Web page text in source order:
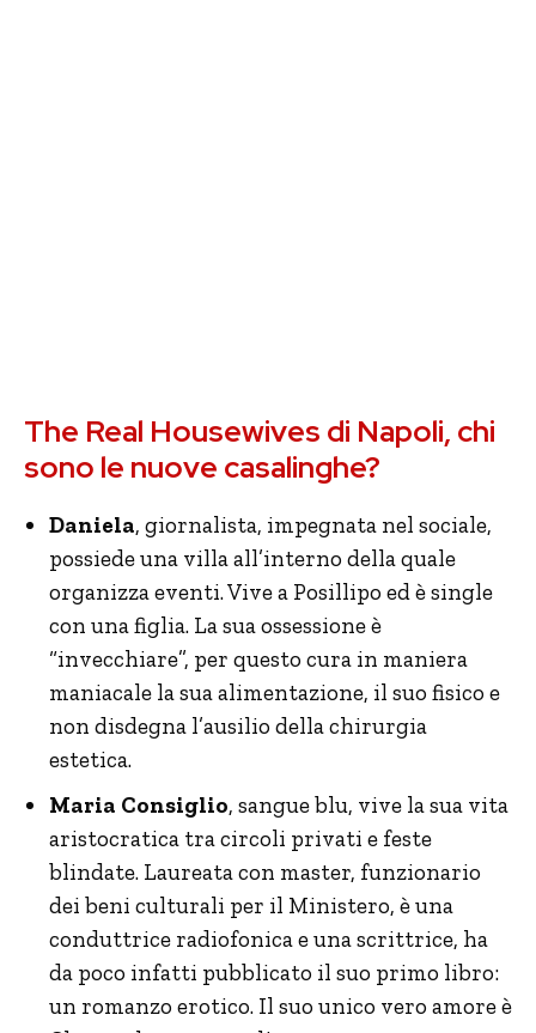
The Real Housewives di Napoli, chi
sono le nuove casalinghe?
Daniela, giornalista, impegnata nel sociale,
possiede una villa all’interno della quale
organizza eventi. Vive a Posillipo ed è single
con una figlia. La sua ossessione è
“invecchiare”, per questo cura in maniera
maniacale la sua alimentazione, il suo fisico e
non disdegna l’ausilio della chirurgia
estetica.
Maria Consiglio, sangue blu, vive la sua vita
aristocratica tra circoli privati e feste
blindate. Laureata con master, funzionario
dei beni culturali per il Ministero, è una
conduttrice radiofonica e una scrittrice, ha
da poco infatti pubblicato il suo primo libro:
un romanzo erotico. Il suo unico vero amore è